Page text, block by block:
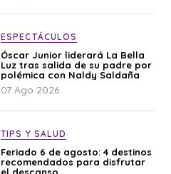
ESPECTÁCULOS
Óscar Junior liderará La Bella
Luz tras salida de su padre por
polémica con Naldy Saldaña
07 Ago 2026
TIPS Y SALUD
Feriado 6 de agosto: 4 destinos
recomendados para disfrutar